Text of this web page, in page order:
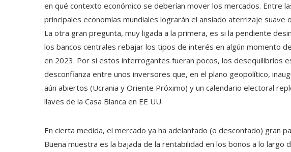
en qué contexto económico se deberían mover los mercados. Entre
principales economías mundiales lograrán el ansiado aterrizaje
La otra gran pregunta, muy ligada a la primera, es si la pendiente
los bancos centrales rebajar los tipos de interés en algún momento
en 2023. Por si estos interrogantes fueran pocos, los desequilibrios
desconfianza entre unos inversores que, en el plano geopolítico,
aún abiertos (Ucrania y Oriente Próximo) y un calendario electoral
llaves de la Casa Blanca en EE UU.
En cierta medida, el mercado ya ha adelantado (o descontado) gran
Buena muestra es la bajada de la rentabilidad en los bonos a lo largo